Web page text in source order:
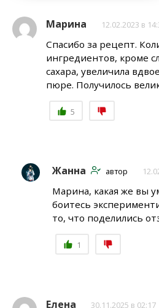
Марина 12.02.2023 в
Спасибо за рецепт.
ингредиентов, кроме
сахара, увеличила
пюре. Получилось
5
Жанна автор
Марина, какая же вы
боитесь
то, что поделились
1
Елена 30.11.2025 в 02:17